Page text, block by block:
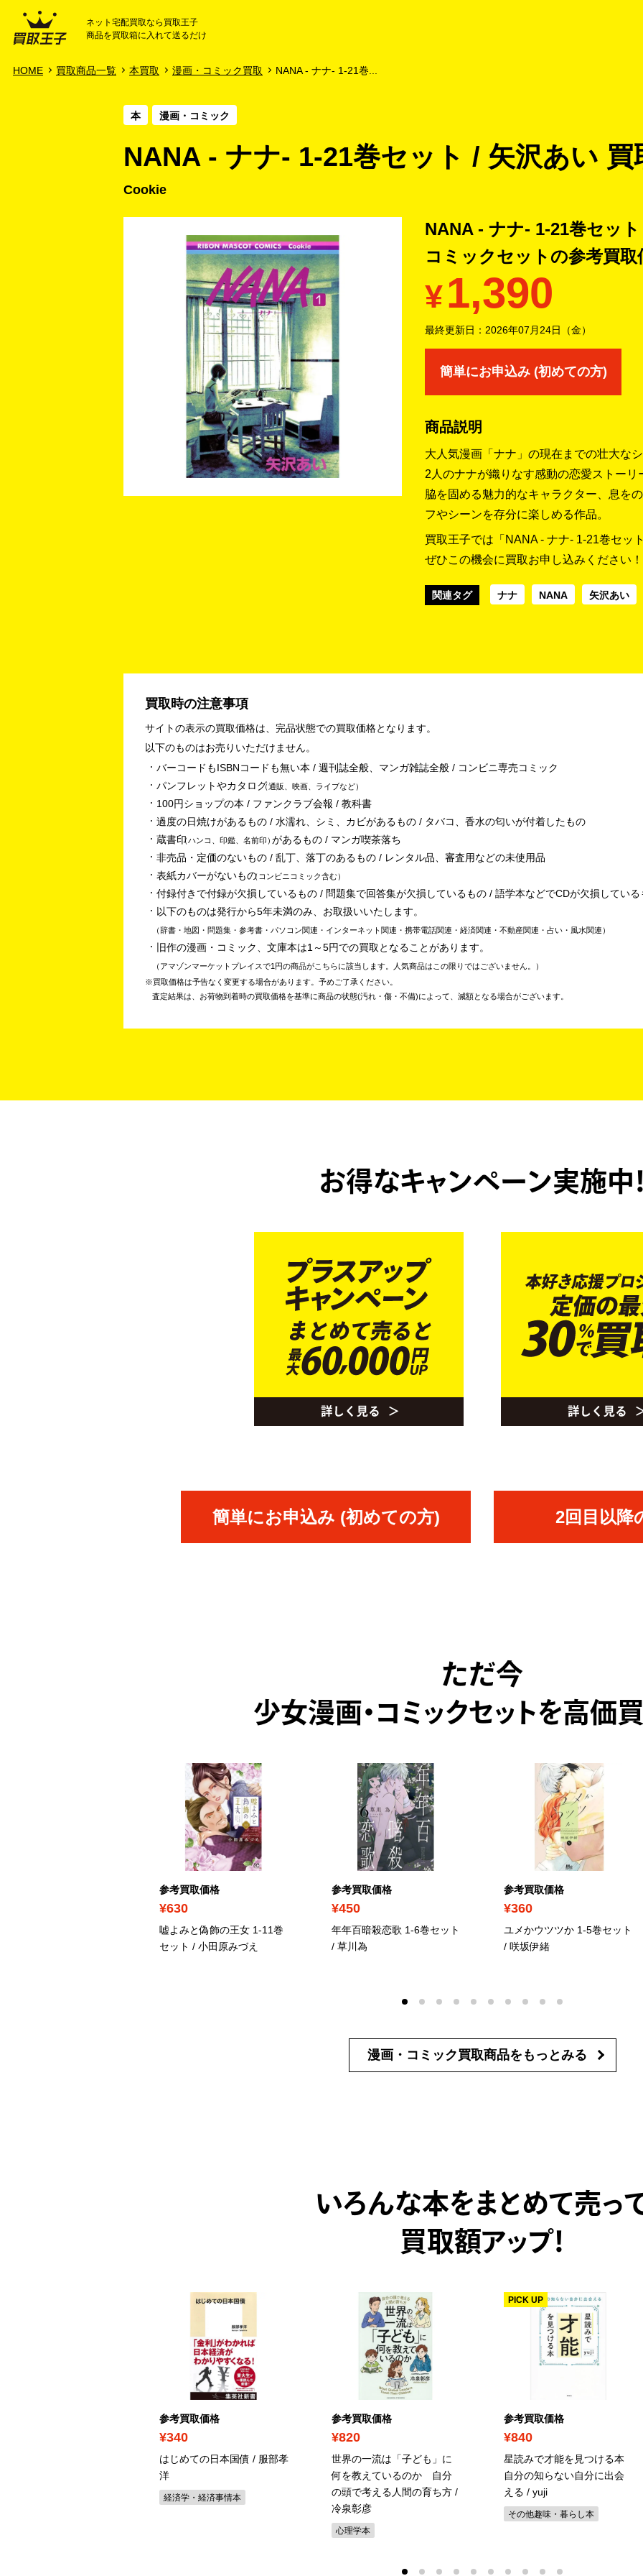
HOME
ネット宅配買取なら買取王子
商品を買取箱に入れて送るだけ
HOME 買取商品一覧 本買取 漫画・コミック買取 NANA - ナナ- 1-21巻...
本 漫画・コミック
NANA - ナナ- 1-21巻セット / 矢沢あい 買
Cookie
NANA - ナナ- 1-21巻セッ
コミックセットの参考買取
¥1,390
最終更新日： 2026年07月24日（金）
簡単にお申込み (初めての方)
商品説明
大人気漫画「ナナ」の現在までの壮大な
2人のナナが織りなす感動の恋愛ストーリ
脇を固める魅力的なキャラクター、息を
フやシーンを存分に楽しめる作品。
買取王子では「NANA - ナナ- 1-21巻セッ
ぜひこの機会に買取お申し込みください！
関連タグ ナナ NANA 矢沢あい
買取時の注意事項
サイトの表示の買取価格は、完品状態での買取価格となります。
以下のものはお売りいただけません。
バーコードもISBNコードも無い本 / 週刊誌全般、マンガ雑誌全般 / コンビニ専売コミック
パンフレットやカタログ 通販、映画、ライブなど
100円ショップの本 / ファンクラブ会報 / 教科書
過度の日焼けがあるもの / 水濡れ、シミ、カビがあるもの / タバコ、香水の匂いが付着したもの
蔵書印 ハンコ、印鑑、名前印
があるもの / マンガ喫茶落ち
非売品・定価のないもの / 乱丁、落丁のあるもの / レンタル品、審査用などの未使用品
表紙カバーがないもの コンビニコミック含む
付録付きで付録が欠損しているもの / 問題集で回答集が欠損しているもの / 語学本などでCDが欠損してい
以下のものは発行から5年未満のみ、お取扱いいたします。
辞書・地図・問題集・参考書・パソコン関連・インターネット関連・携帯電話関連・経済関連・不動産関連・占い・風水関連
旧作の漫画・コミック、文庫本は1～5円での買取となることがあります。
アマゾンマーケットプレイスで1円の商品がこちらに該当します。人気商品はこの限りではございません。
買取価格は予告なく変更する場合があります。予めご了承ください。
査定結果は、お荷物到着時の買取価格を基準に商品の状態(汚れ・傷・不備)によって、減額となる場合がございます。
お得なキャンペーン実施中
簡単にお申込み (初めての方) 2回目以降
ただ今
少女漫画・コミックセットを高価
参考買取価格
¥630
嘘よみと偽飾の王女 1-11巻
セット / 小田原みづえ
参考買取価格
¥450
年年百暗殺恋歌 1-6巻セット
/ 草川為
参考買取価格
¥360
ユメかウツツか 1-5巻セット
/ 咲坂伊緒
漫画・コミック買取商品を もっとみる
いろんな本をまとめて売っ
買取額アップ！
参考買取価格
¥340
はじめての日本国債 / 服部孝
洋
経済学・経済事情本
参考買取価格
¥820
世界の一流は「子ども」に
何を教えているのか 自分
の頭で考える人間の育ち方 /
冷泉彰彦
心理学本
参考買取価格
¥840
PICK UP
星読みで才能を見つける本
自分の知らない自分に出会
える / yuji
その他趣味・暮らし本